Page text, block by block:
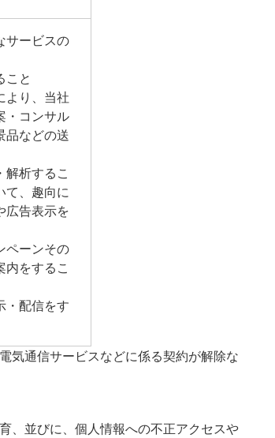
サービスの
こと
より、当社
・コンサル
品などの送
解析するこ
て、趣向に
広告表示を
ペーンその
内をするこ
・配信をす
気通信サービスなどに係る契約が解除な
、並びに、個人情報への不正アクセスや